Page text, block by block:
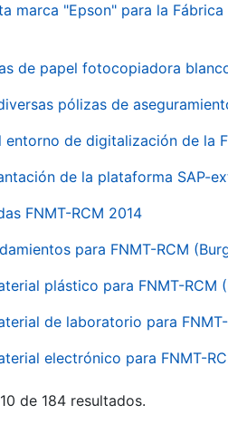
marca "Epson" para la
de papel fotocopiadora
pólizas de
de digitalización de la
de la plataforma SAP-
FNMT-RCM 2014
para FNMT-RCM
plástico para FNMT-RCM
de laboratorio para
electrónico para FNMT-
de 184 resultados.